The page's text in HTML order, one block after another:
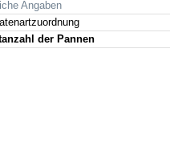
Angaben
der Pannen